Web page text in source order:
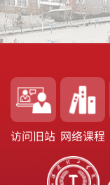
访问旧站 网络课程